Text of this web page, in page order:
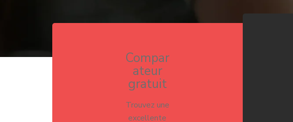
Compar
ateur
gratuit
Trouvez une
excellente